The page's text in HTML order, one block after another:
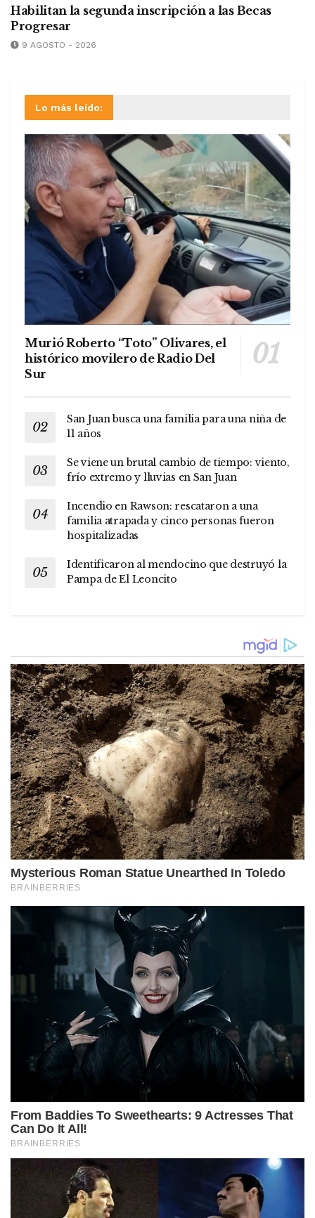
Habilitan la segunda inscripción a las Becas
Progresar
9 AGOSTO - 2026
Lo más leído:
Murió Roberto “Toto” Olivares, el
histórico movilero de Radio Del
Sur
San Juan busca una familia para una niña de
11 años
Se viene un brutal cambio de tiempo: viento,
frío extremo y lluvias en San Juan
Incendio en Rawson: rescataron a una
familia atrapada y cinco personas fueron
hospitalizadas
Identificaron al mendocino que destruyó la
Pampa de El Leoncito